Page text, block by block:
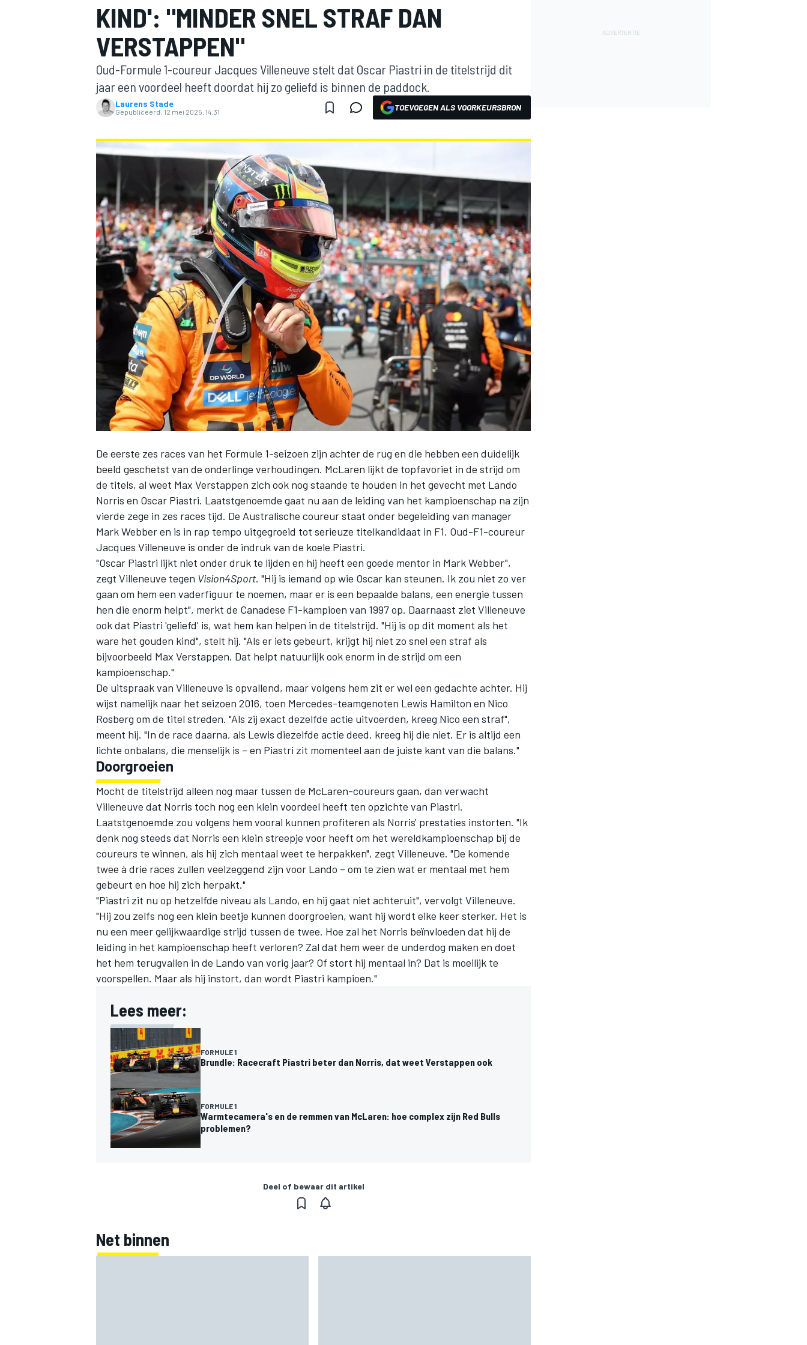
INDYCAR
WEC DTM
KIND': "MINDER SNEL STRAF DAN
VERSTAPPEN"
Oud-Formule 1-coureur Jacques Villeneuve stelt dat Oscar Piastri in de titelstrijd dit
jaar een voordeel heeft doordat hij zo geliefd is binnen de paddock.
Laurens Stade
Gepubliceerd: 12 mei 2025, 14:31 TOEVOEGEN ALS VOORKEURSBRON
De eerste zes races van het Formule 1-seizoen zijn achter de rug en die hebben een duidelijk
beeld geschetst van de onderlinge verhoudingen. McLaren lijkt de topfavoriet in de strijd om
de titels, al weet Max Verstappen zich ook nog staande te houden in het gevecht met Lando
Norris en Oscar Piastri. Laatstgenoemde gaat nu aan de leiding van het kampioenschap na zijn
vierde zege in zes races tijd. De Australische coureur staat onder begeleiding van manager
Mark Webberen is in rap tempo uitgegroeid tot serieuze titelkandidaat in F1. Oud-F1-coureur
Jacques Villeneuve is onder de indruk van de koele Piastri.
"Oscar Piastri lijkt niet onder druk te lijden en hij heeft een goede mentor in Mark Webber",
zegt Villeneuve tegen Vision4Sport. "Hij is iemand op wie Oscar kan steunen. Ik zou niet zo ver
gaan om hem een vaderfiguur te noemen, maar er is een bepaalde balans, een energie tussen
hen die enorm helpt", merkt de Canadese F1-kampioen van 1997 op. Daarnaast ziet Villeneuve
ook dat Piastri 'geliefd' is, wat hem kan helpen in de titelstrijd. "Hij is op dit moment als het
ware het gouden kind", stelt hij. "Als er iets gebeurt, krijgt hij niet zo snel een straf als
bijvoorbeeld Max Verstappen. Dat helpt natuurlijk ook enorm in de strijd om een
kampioenschap."
De uitspraak van Villeneuve is opvallend, maar volgens hem zit er wel een gedachte achter. Hij
wijst namelijk naar het seizoen 2016, toen Mercedes-teamgenoten Lewis Hamilton en Nico
Rosberg om de titel streden. "Als zij exact dezelfde actie uitvoerden, kreeg Nico een straf",
meent hij. "In de race daarna, als Lewis diezelfde actie deed, kreeg hij die niet. Er is altijd een
lichte onbalans, die menselijk is – en Piastri zit momenteel aan de juiste kant van die balans."
Doorgroeien
Mocht de titelstrijd alleen nog maar tussen de McLaren-coureurs gaan, dan verwacht
Villeneuve dat Norris toch nog een klein voordeel heeft ten opzichte van Piastri.
Laatstgenoemde zou volgens hem vooral kunnen profiteren als Norris' prestaties instorten. "Ik
denk nog steeds dat Norris een klein streepje voor heeft om het wereldkampioenschap bij de
coureurs te winnen, als hij zich mentaal weet te herpakken", zegt Villeneuve. "De komende
twee à drie races zullen veelzeggend zijn voor Lando – om te zien wat er mentaal met hem
gebeurt en hoe hij zich herpakt."
"Piastri zit nu op hetzelfde niveau als Lando, en hij gaat niet achteruit", vervolgt Villeneuve.
"Hij zou zelfs nog een klein beetje kunnen doorgroeien, want hij wordt elke keer sterker. Het is
nu een meer gelijkwaardige strijd tussen de twee. Hoe zal het Norris beïnvloeden dat hij de
leiding in het kampioenschap heeft verloren? Zal dat hem weer de underdog maken en doet
het hem terugvallen in de Lando van vorig jaar? Of stort hij mentaal in? Dat is moeilijk te
voorspellen. Maar als hij instort, dan wordt Piastri kampioen."
Lees meer:
FORMULE 1
Brundle: Racecraft Piastri beter dan Norris, dat weet Verstappen ook
FORMULE 1
Warmtecamera's en de remmen van McLaren: hoe complex zijn Red Bulls
problemen?
Deel of bewaar dit artikel
Net binnen